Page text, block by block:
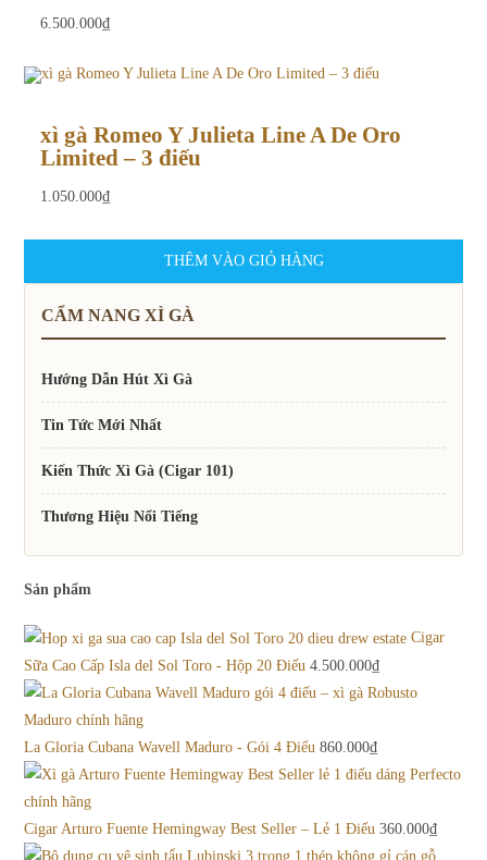
THÊM VÀO GIỎ HÀNG
THÊM VÀO GIỎ HÀNG
THÊM VÀO GIỎ HÀNG
6.500.000₫
THÊM VÀO GIỎ HÀNG
xì gà Romeo Y Julieta Line A De Oro
Limited – 3 điếu
1.050.000₫
CẨM NANG XÌ GÀ
Hướng Dẫn Hút Xì Gà
Tin Tức Mới Nhất
Kiến Thức Xì Gà (Cigar 101)
Thương Hiệu Nổi Tiếng
Sản phẩm
Cigar
Sữa Cao Cấp Isla del Sol Toro - Hộp 20 Điếu 4.500.000₫
La Gloria Cubana Wavell Maduro - Gói 4 Điếu 860.000₫
Cigar Arturo Fuente Hemingway Best Seller – Lẻ 1 Điếu 360.000₫